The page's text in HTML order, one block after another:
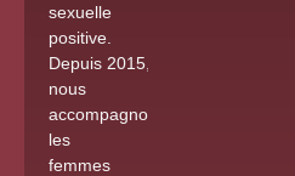
sexuelle
positive.
Depuis 2015
nous
accompagnons
les
femmes